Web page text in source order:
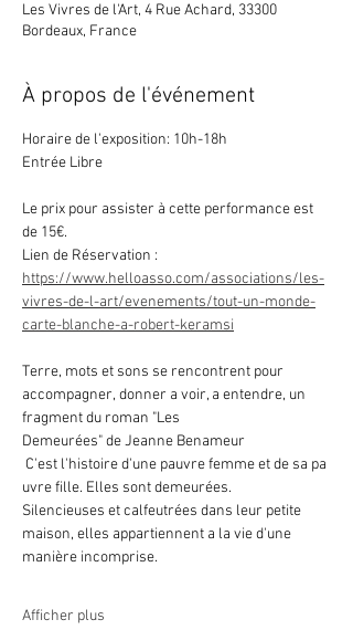
Les Vivres de l'Art, 4 Rue Achard, 33300
Bordeaux, France
À propos de l'événement
Horaire de l'exposition: 10h-18h
Entrée Libre
Le prix pour assister à cette performance est
de 15€.
Lien de Réservation :
https://www.helloasso.com/associations/les-
vivres-de-l-art/evenements/tout-un-monde-
carte-blanche-a-robert-keramsi
Terre, mots et sons se rencontrent pour
accompagner, donner a voir, a entendre, un
fragment du roman "Les
Demeurées" de Jeanne Benameur
C'est l'histoire d'une pauvre femme et de sa pa
uvre fille. Elles sont demeurées.
Silencieuses et calfeutrées dans leur petite
maison, elles appartiennent a la vie d'une
manière incomprise.
Afficher plus